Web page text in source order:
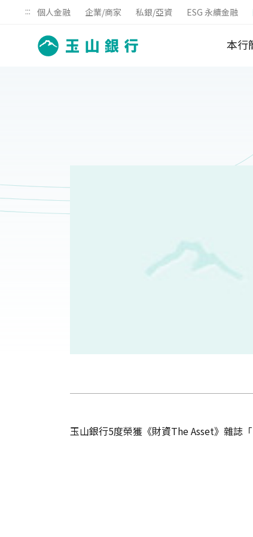
::: 個人金融 企業/商家 私銀/亞資 ESG 永續金融
本行
玉山銀行5度榮獲《財資The Asset》雜誌